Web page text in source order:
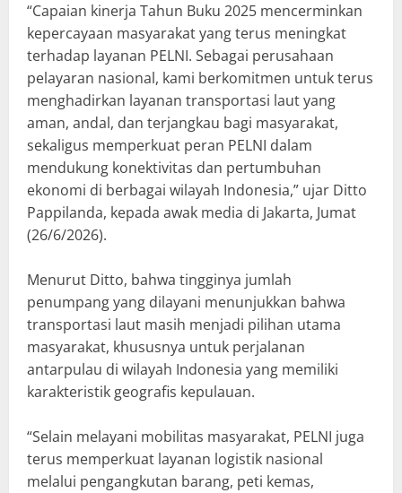
“Capaian kinerja Tahun Buku 2025 mencerminkan
kepercayaan masyarakat yang terus meningkat
terhadap layanan PELNI. Sebagai perusahaan
pelayaran nasional, kami berkomitmen untuk terus
menghadirkan layanan transportasi laut yang
aman, andal, dan terjangkau bagi masyarakat,
sekaligus memperkuat peran PELNI dalam
mendukung konektivitas dan pertumbuhan
ekonomi di berbagai wilayah Indonesia,” ujar Ditto
Pappilanda, kepada awak media di Jakarta, Jumat
(26/6/2026).
Menurut Ditto, bahwa tingginya jumlah
penumpang yang dilayani menunjukkan bahwa
transportasi laut masih menjadi pilihan utama
masyarakat, khususnya untuk perjalanan
antarpulau di wilayah Indonesia yang memiliki
karakteristik geografis kepulauan.
“Selain melayani mobilitas masyarakat, PELNI juga
terus memperkuat layanan logistik nasional
melalui pengangkutan barang, peti kemas,